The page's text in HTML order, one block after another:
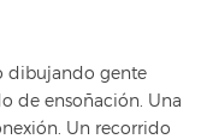
dibujando gente
de ensoñación. Una
Un recorrido